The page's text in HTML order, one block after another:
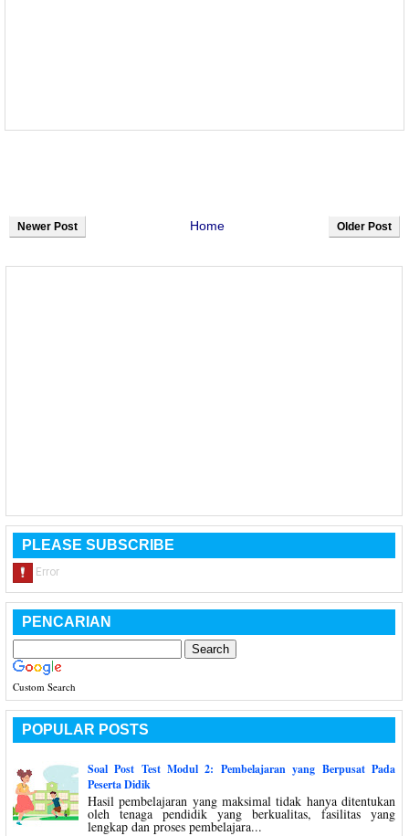
Newer Post Older Post
Home
PLEASE SUBSCRIBE
PENCARIAN
Custom Search
POPULAR POSTS
Soal Post Test Modul 2: Pembelajaran yang Berpusat Pada
Peserta Didik
Hasil pembelajaran yang maksimal tidak hanya ditentukan
oleh tenaga pendidik yang berkualitas, fasilitas yang
lengkap dan proses pembelajara...